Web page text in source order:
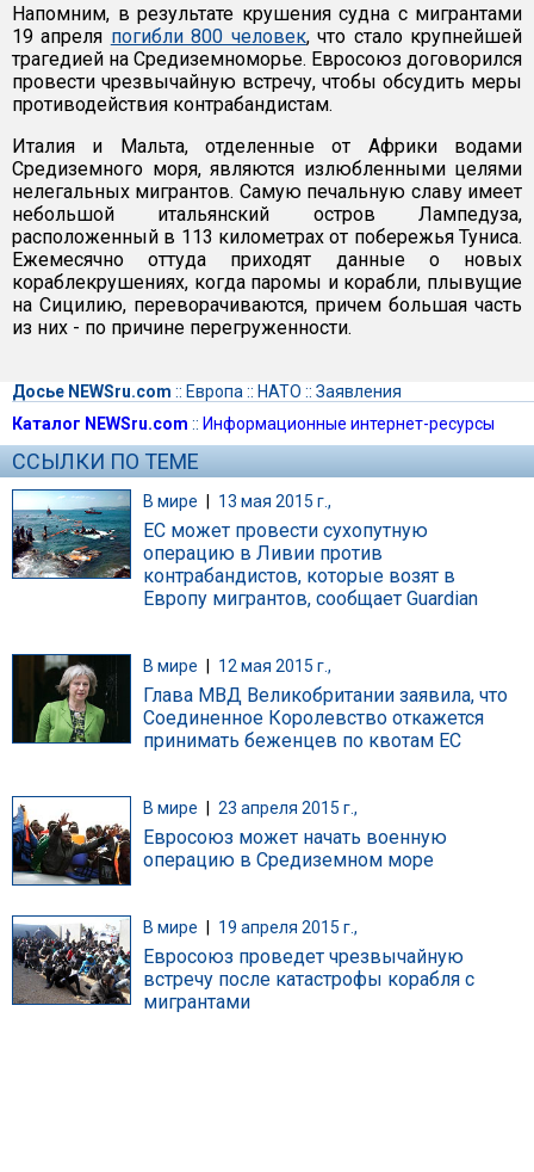
Напомним, в результате крушения судна с мигрантами
19 апреля погибли 800 человек, что стало крупнейшей
трагедией на Средиземноморье. Евросоюз договорился
провести чрезвычайную встречу, чтобы обсудить меры
противодействия контрабандистам.
Италия и Мальта, отделенные от Африки водами
Средиземного моря, являются излюбленными целями
нелегальных мигрантов. Самую печальную славу имеет
небольшой итальянский остров Лампедуза,
расположенный в 113 километрах от побережья Туниса.
Ежемесячно оттуда приходят данные о новых
кораблекрушениях, когда паромы и корабли, плывущие
на Сицилию, переворачиваются, причем большая часть
из них - по причине перегруженности.
Досье NEWSru.com :: Европа :: НАТО :: Заявления
Каталог NEWSru.com :: Информационные интернет-ресурсы
ССЫЛКИ ПО ТЕМЕ
В мире | 13 мая 2015 г.,
ЕС может провести сухопутную
операцию в Ливии против
контрабандистов, которые возят в
Европу мигрантов, сообщает Guardian
В мире 12 мая 2015 г.,
Глава МВД Великобритании заявила, что
Соединенное Королевство откажется
принимать беженцев по квотам ЕС
В мире 23 апреля 2015 г.,
Евросоюз может начать военную
операцию в Средиземном море
В мире 19 апреля 2015 г.,
Евросоюз проведет чрезвычайную
встречу после катастрофы корабля с
мигрантами